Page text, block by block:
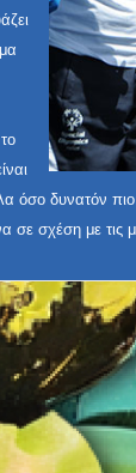
δυνατόν
σε σχέση με τις